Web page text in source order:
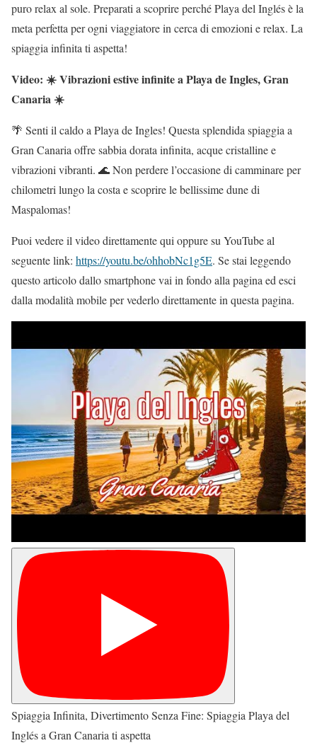
puro relax al sole. Preparati a scoprire perché Playa del Inglés è la
meta perfetta per ogni viaggiatore in cerca di emozioni e relax. La
spiaggia infinita ti aspetta!
Video: ☀️ Vibrazioni estive infinite a Playa de Ingles, Gran
Canaria ☀️
🌴 Senti il ​​caldo a Playa de Ingles! Questa splendida spiaggia a
Gran Canaria offre sabbia dorata infinita, acque cristalline e
vibrazioni vibranti. 🌊 Non perdere l’occasione di camminare per
chilometri lungo la costa e scoprire le bellissime dune di
Maspalomas!
Puoi vedere il video direttamente qui oppure su YouTube al
seguente link: https://youtu.be/ohhobNc1g5E. Se stai leggendo
questo articolo dallo smartphone vai in fondo alla pagina ed esci
dalla modalità mobile per vederlo direttamente in questa pagina.
Spiaggia Infinita, Divertimento Senza Fine: Spiaggia Playa del
Inglés a Gran Canaria ti aspetta